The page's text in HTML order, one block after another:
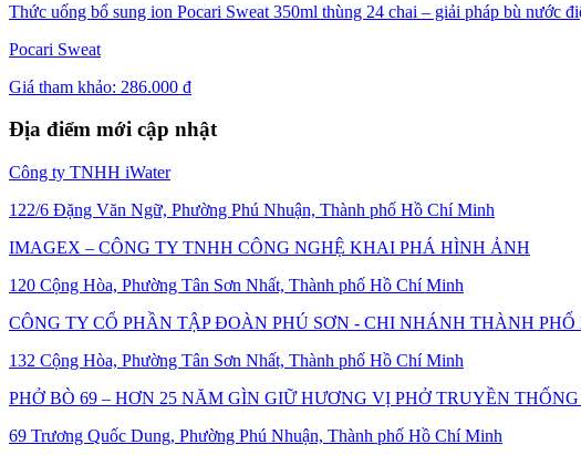
Thức uống bổ sung ion Pocari Sweat 350ml thùng 24 chai – giải pháp bù nước
Pocari Sweat
Giá tham khảo: 286.000 đ
Địa điểm mới cập nhật
Công ty TNHH iWater
122/6 Đặng Văn Ngữ, Phường Phú Nhuận, Thành phố Hồ Chí Minh
IMAGEX – CÔNG TY TNHH CÔNG NGHỆ KHAI PHÁ HÌNH ẢNH
120 Cộng Hòa, Phường Tân Sơn Nhất, Thành phố Hồ Chí Minh
CÔNG TY CỔ PHẦN TẬP ĐOÀN PHÚ SƠN - CHI NHÁNH THÀNH
132 Cộng Hòa, Phường Tân Sơn Nhất, Thành phố Hồ Chí Minh
PHỞ BÒ 69 – HƠN 25 NĂM GÌN GIỮ HƯƠNG VỊ PHỞ TRUYỀN
69 Trương Quốc Dung, Phường Phú Nhuận, Thành phố Hồ Chí Minh